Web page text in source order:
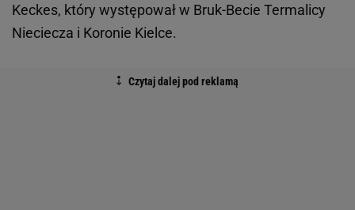
Keckes, który występował w Bruk-Becie Termalicy
Nieciecza i Koronie Kielce.